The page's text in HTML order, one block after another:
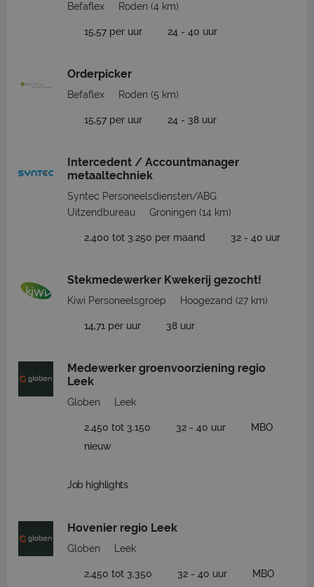
Befaflex Roden (4 km)
15,57 per uur 24 - 40 uur
Orderpicker
Befaflex Roden (5 km)
15,57 per uur 24 - 38 uur
Intercedent / Accountmanager
metaaltechniek
Syntec Personeelsdiensten/ABG
Uitzendbureau
Groningen (14 km)
2.400 tot 3.250 per maand 32 - 40 uur
Stekmedewerker Kwekerij gezocht!
Kiwi Personeelsgroep Hoogezand (27 km)
14,71 per uur 38 uur
Medewerker groenvoorziening regio
Leek
Globen Leek
2.450 tot 3.150 32 - 40 uur
MBO
nieuw
Job highlights
Hovenier regio Leek
Globen Leek
2.450 tot 3.350 32 - 40 uur
MBO